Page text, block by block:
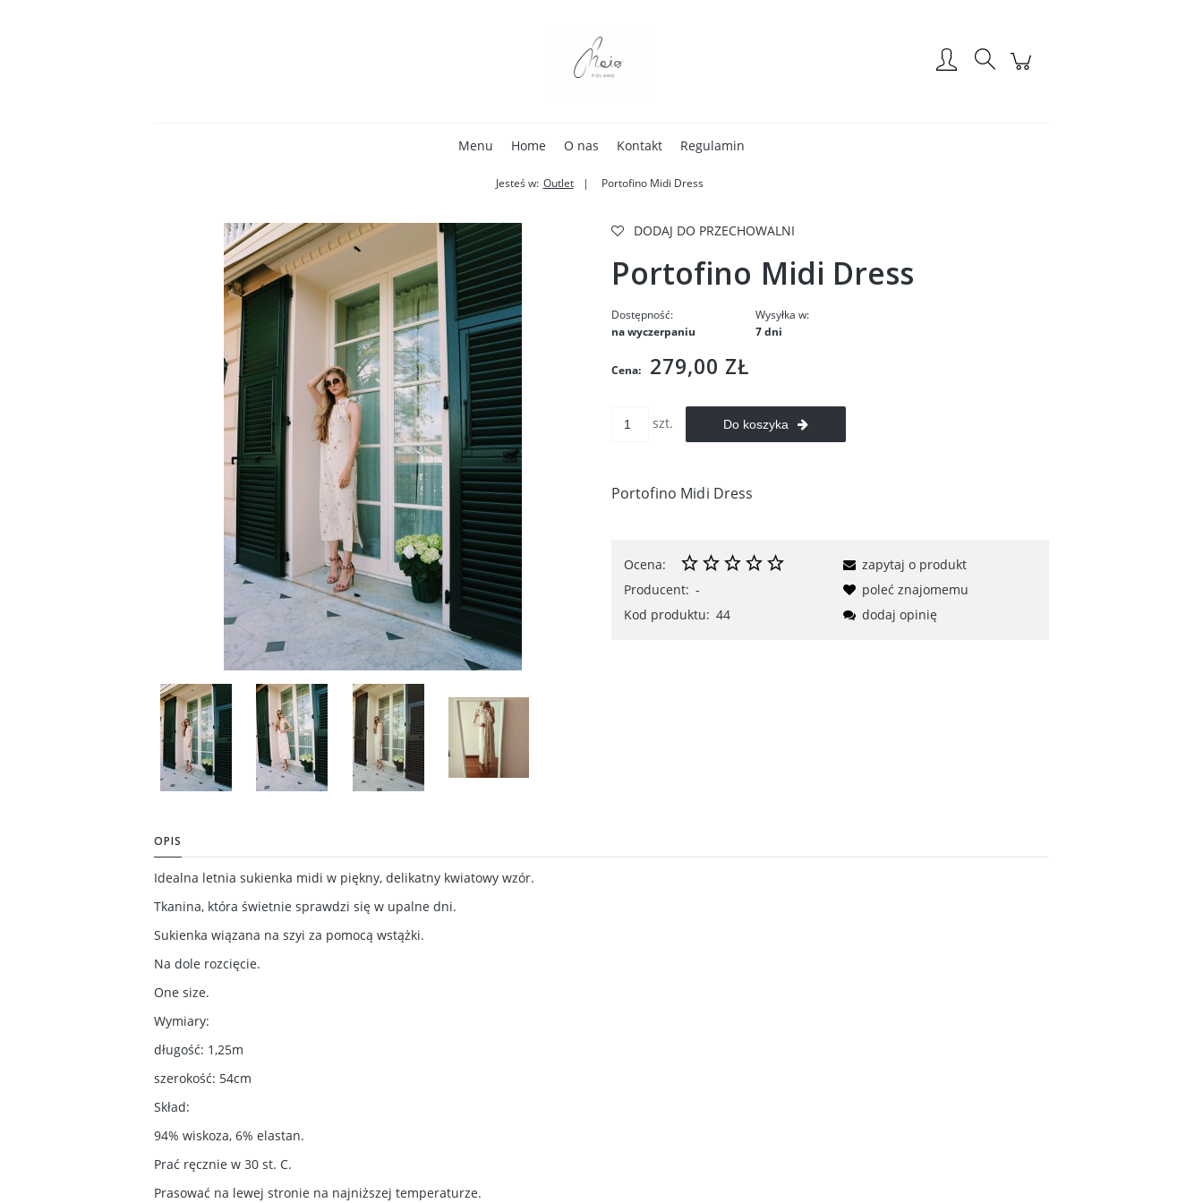
Menu Home O nas Kontakt Regulamin
Jesteś w: Outlet Portofino Midi Dress
DODAJ DO PRZECHOWALNI
Portofino Midi Dress
Dostępność:
na wyczerpaniu
Wysyłka w:
7 dni
Cena: 279,00 ZŁ
szt. Do koszyka
Portofino Midi Dress
Ocena:
Producent: -
Kod produktu: 44
zapytaj o produkt
poleć znajomemu
dodaj opinię
OPIS
Idealna letnia sukienka midi w piękny, delikatny kwiatowy wzór.
Tkanina, która świetnie sprawdzi się w upalne dni.
Sukienka wiązana na szyi za pomocą wstążki.
Na dole rozcięcie.
One size.
Wymiary:
długość: 1,25m
szerokość: 54cm
Skład:
94% wiskoza, 6% elastan.
Prać ręcznie w 30 st. C.
Prasować na lewej stronie na najniższej temperaturze.